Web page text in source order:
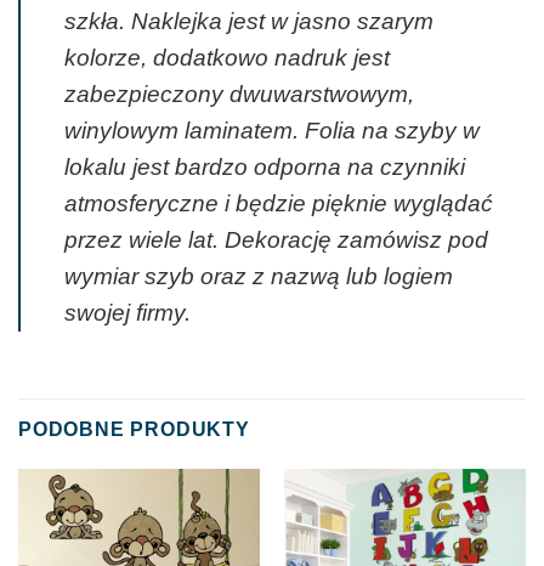
szkła. Naklejka jest w jasno szarym
kolorze, dodatkowo nadruk jest
zabezpieczony dwuwarstwowym,
winylowym laminatem. Folia na szyby w
lokalu jest bardzo odporna na czynniki
atmosferyczne i będzie pięknie wyglądać
przez wiele lat. Dekorację zamówisz pod
wymiar szyb oraz z nazwą lub logiem
swojej firmy.
PODOBNE PRODUKTY